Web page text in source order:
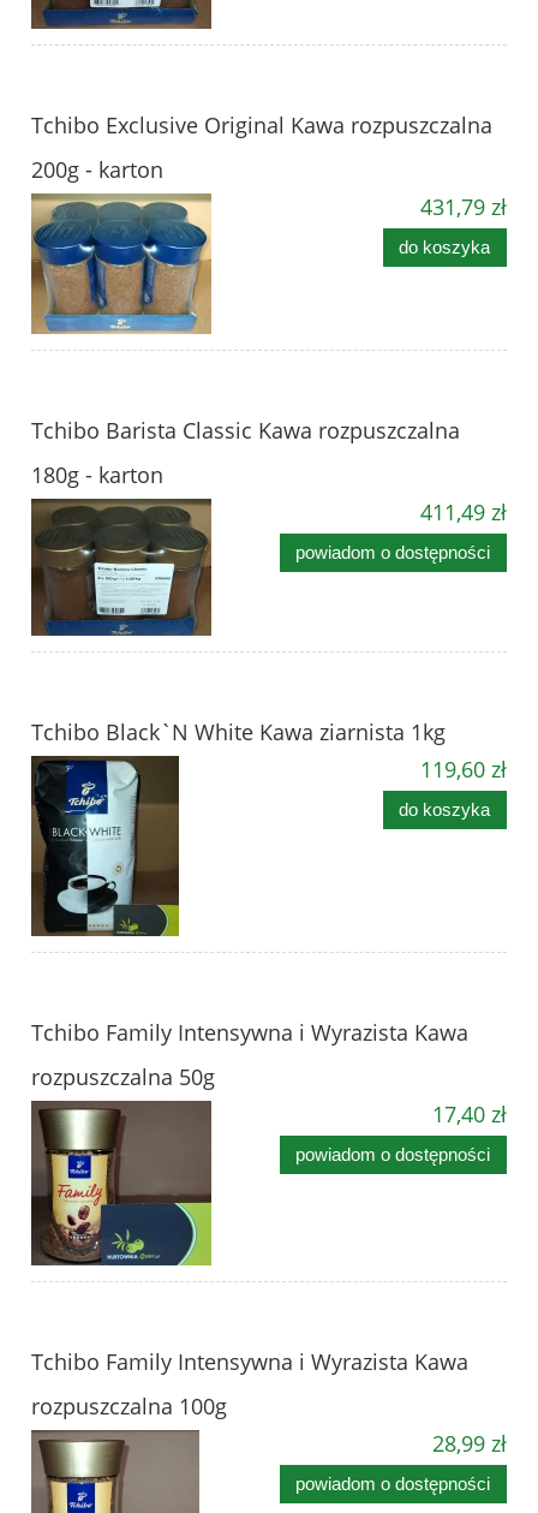
Tchibo Exclusive Original Kawa rozpuszczalna
200g - karton
431,79 zł
do koszyka
Tchibo Barista Classic Kawa rozpuszczalna
180g - karton
411,49 zł
powiadom o dostępności
Tchibo Black`N White Kawa ziarnista 1kg
119,60 zł
do koszyka
Tchibo Family Intensywna i Wyrazista Kawa
rozpuszczalna 50g
17,40 zł
powiadom o dostępności
Tchibo Family Intensywna i Wyrazista Kawa
rozpuszczalna 100g
28,99 zł
powiadom o dostępności